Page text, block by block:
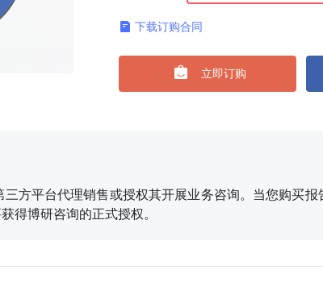
 下载订购合同
立即订购
方平台代理销售或授权其开展业务咨询。当您购买报
得博研咨询的正式授权。